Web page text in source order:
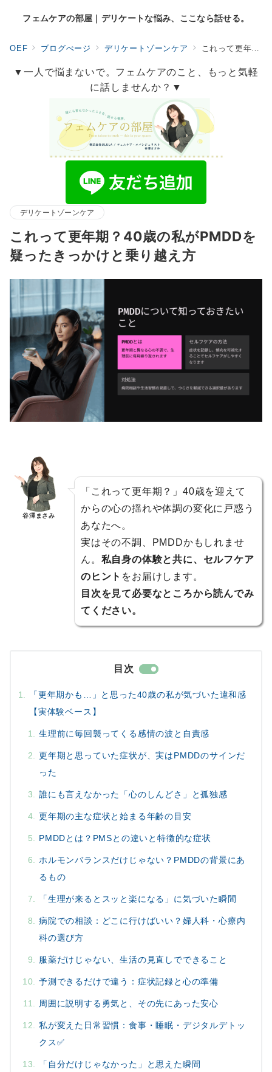
フェムケアの部屋｜デリケートな悩み、ここなら話せる。
OEF ブログぺージ デリケートゾーンケア これって更年期？40歳の私がPMDDを疑ったきっかけと乗り越え方
▼一人で悩まないで。フェムケアのこと、もっと気軽
に話しませんか？▼
デリケートゾーンケア
これって更年期？40歳の私がPMDDを
疑ったきっかけと乗り越え方
谷澤まさみ
「これって更年期？」40歳を迎えて
からの心の揺れや体調の変化に戸惑う
あなたへ。
実はその不調、PMDDかもしれませ
ん。 私自身の体験と共に、セルフケア
のヒント をお届けします。
目次を見て必要なところから読んでみ
てください。
目次
「更年期かも…」と思った40歳の私が気づいた違和感
【実体験ベース】
生理前に毎回襲ってくる感情の波と自責感
更年期と思っていた症状が、実はPMDDのサインだ
った
誰にも言えなかった「心のしんどさ」と孤独感
更年期の主な症状と始まる年齢の目安
PMDDとは？PMSとの違いと特徴的な症状
ホルモンバランスだけじゃない？PMDDの背景にあ
るもの
「生理が来るとスッと楽になる」に気づいた瞬間
病院での相談：どこに行けばいい？婦人科・心療内
科の選び方
服薬だけじゃない、生活の見直しでできること
予測できるだけで違う：症状記録と心の準備
周囲に説明する勇気と、その先にあった安心
私が変えた日常習慣：食事・睡眠・デジタルデトッ
クス✅
「自分だけじゃなかった」と思えた瞬間